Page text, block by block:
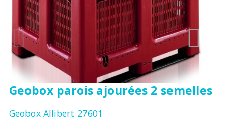
Geobox parois ajourées 2 semelles
Geobox Allibert 27601